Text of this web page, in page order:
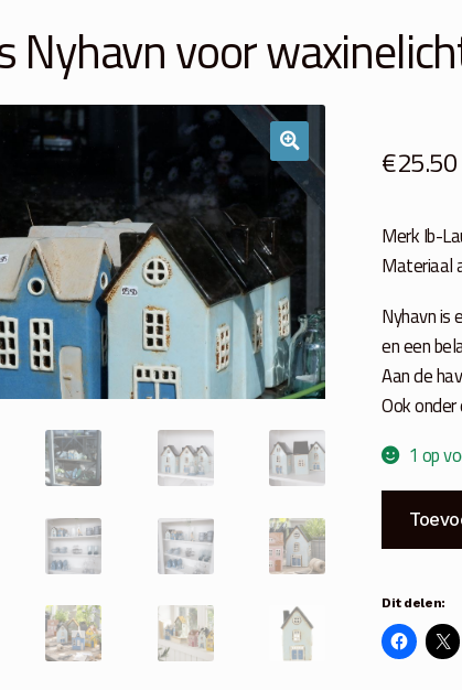
Nyhavn voor
€25.50
Merk Ib-
Materiaal
Nyhavn is
en een
Aan de
Ook
1 op
Nyhavn
waxinelichtje
licht
blauw
Dit delen: